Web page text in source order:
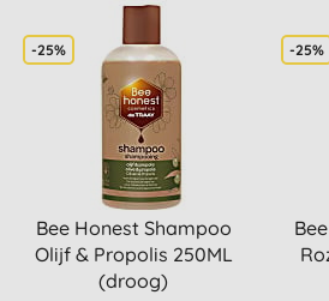
-25%
Bee Honest Shampoo
Olijf & Propolis 250ML
(droog)
-25%